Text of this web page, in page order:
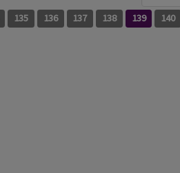
135 136 137 138 139 140